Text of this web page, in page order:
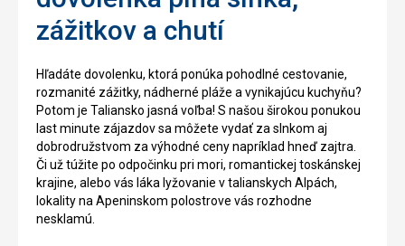
zážitkov a chutí
Hľadáte dovolenku, ktorá ponúka pohodlné cestovanie,
rozmanité zážitky, nádherné pláže a vynikajúcu kuchyňu?
Potom je Taliansko jasná voľba! S našou širokou ponukou
last minute zájazdov sa môžete vydať za slnkom aj
dobrodružstvom za výhodné ceny napríklad hneď zajtra.
Či už túžite po odpočinku pri mori, romantickej toskánskej
krajine, alebo vás láka lyžovanie v talianskych Alpách,
lokality na Apeninskom polostrove vás rozhodne
nesklamú.